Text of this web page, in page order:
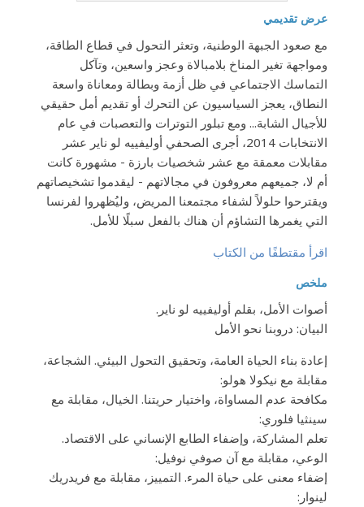
عرض تقديمي
مع صعود الجبهة الوطنية، وتعثر التحول في قطاع الطاقة،
ومواجهة تغير المناخ بلامبالاة وعجز واسعين، وتآكل
التماسك الاجتماعي في ظل أزمة وبطالة ومعاناة واسعة
النطاق، يعجز السياسيون عن التحرك أو تقديم أمل حقيقي
للأجيال الشابة... ومع تبلور التوترات والتعصبات في عام
الانتخابات 2014، أجرى الصحفي أوليفييه لو ناير عشر
مقابلات معمقة مع عشر شخصيات بارزة - مشهورة كانت
أم لا، جميعهم معروفون في مجالاتهم - ليقدموا تشخيصاتهم
ويقترحوا حلولاً لشفاء مجتمعنا المريض، وليُظهروا لفرنسا
التي يغمرها التشاؤم أن هناك بالفعل سبلًا للأمل.
اقرأ مقتطفًا من الكتاب
ملخص
أصوات الأمل، بقلم أوليفييه لو ناير.
البيان: دروبنا نحو الأمل
إعادة بناء الحياة العامة، وتحقيق التحول البيئي. الشجاعة،
مقابلة مع نيكولا هولو:
مكافحة عدم المساواة، واختيار حريتنا. الخيال، مقابلة مع
سينثيا فلوري:
تعلم المشاركة، وإضفاء الطابع الإنساني على الاقتصاد.
الوعي، مقابلة مع آن صوفي نوفيل:
إضفاء معنى على حياة المرء. التمييز، مقابلة مع فريدريك
لينوار: